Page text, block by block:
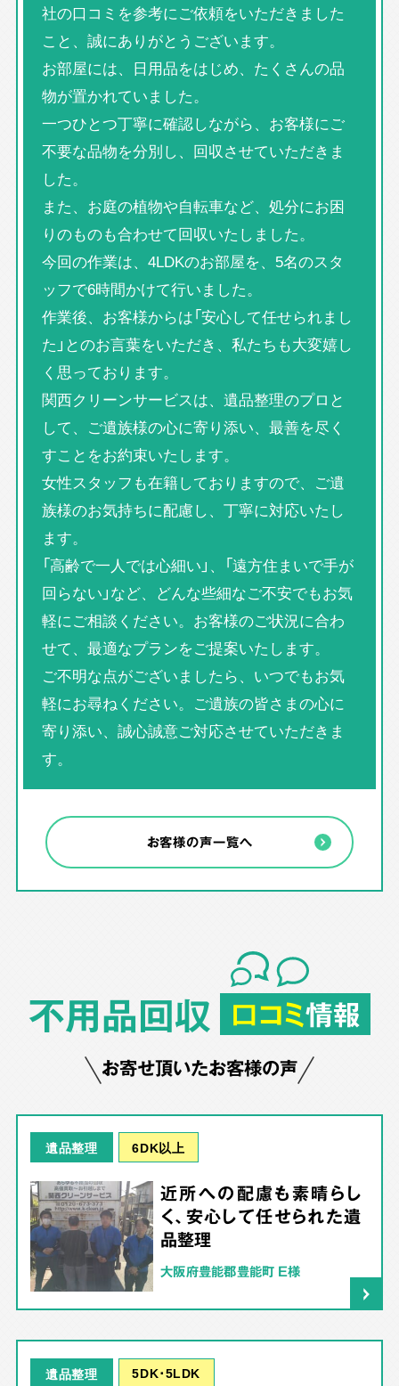
社の口コミを参考にご依頼をいただきました
こと、誠にありがとうございます。
お部屋には、日用品をはじめ、たくさんの品
物が置かれていました。
一つひとつ丁寧に確認しながら、お客様にご
不要な品物を分別し、回収させていただきま
した。
また、お庭の植物や自転車など、処分にお困
りのものも合わせて回収いたしました。
今回の作業は、4LDKのお部屋を、5名のスタ
ッフで6時間かけて行いました。
作業後、お客様からは「安心して任せられまし
た」とのお言葉をいただき、私たちも大変嬉し
く思っております。
関西クリーンサービスは、遺品整理のプロと
して、ご遺族様の心に寄り添い、最善を尽く
すことをお約束いたします。
女性スタッフも在籍しておりますので、ご遺
族様のお気持ちに配慮し、丁寧に対応いたし
ます。
「高齢で一人では心細い」、「遠方住まいで手が
回らない」など、どんな些細なご不安でもお気
軽にご相談ください。お客様のご状況に合わ
せて、最適なプランをご提案いたします。
ご不明な点がございましたら、いつでもお気
軽にお尋ねください。ご遺族の皆さまの心に
寄り添い、誠心誠意ご対応させていただきま
す。
お客様の声一覧へ
不用品回収 口コミ情報
お寄せ頂いたお客様の声
遺品整理 6DK以上
近所への配慮も素晴らし
く、安心して任せられた遺
品整理
大阪府豊能郡豊能町 E様
遺品整理 5DK･5LDK